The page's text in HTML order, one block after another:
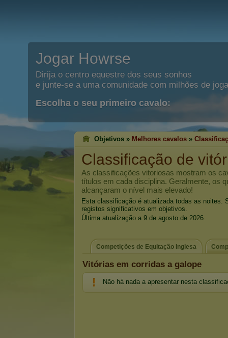
Jogar Howrse
Dirija o centro equestre dos seus sonhos
e junte-se a uma comunidade com milhões de
Escolha o seu primeiro cavalo:
Objetivos » Melhores cavalos »
Classificação de
As classificações vitoriosas mostram os
títulos em cada disciplina. Geralmente, os
alcançaram o nível mais elevado!
Esta classificação é atualizada todas as noites.
registos significativos em objetivos.
Última atualização a 9 de agosto de 2026.
Competições de Equitação Inglesa
Vitórias em corridas a galope
Não há nada a apresentar nesta